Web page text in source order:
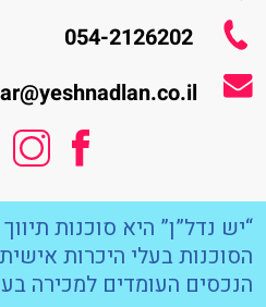
054-2126202
“יש נדל”ן” היא סוכנות
הסוכנות בעלי היכרות
הנכסים העומדים למכירה